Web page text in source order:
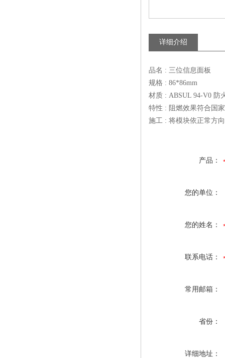
详细介绍
品名 : 三位信息面板
规格 : 86*86mm
材质 : ABSUL 94-V0 防
特性 : 阻燃效果符合国
施工 : 将模块依正常方
产品：
您的单位：
您的姓名：
联系电话：
常用邮箱：
省份：
详细地址：